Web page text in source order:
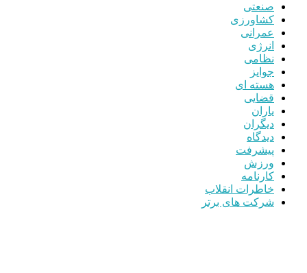
صنعتی
کشاورزی
عمرانی
انرژی
نظامی
جوایز
هسته ای
قضایی
یاران
دیگران
دیدگاه
پیشرفت
ورزش
کارنامه
خاطرات انقلاب
شرکت های برتر